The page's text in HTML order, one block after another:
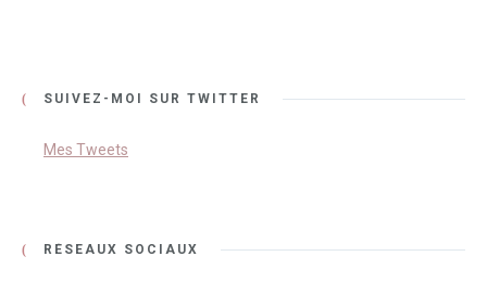
SUIVEZ-MOI SUR TWITTER
Mes Tweets
RÉSEAUX SOCIAUX